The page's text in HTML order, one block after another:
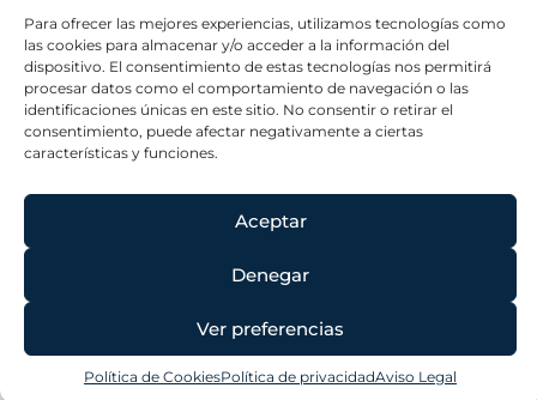
Para ofrecer las mejores experiencias, utilizamos tecnologías como
las cookies para almacenar y/o acceder a la información del
dispositivo. El consentimiento de estas tecnologías nos permitirá
procesar datos como el comportamiento de navegación o las
identificaciones únicas en este sitio. No consentir o retirar el
consentimiento, puede afectar negativamente a ciertas
características y funciones.
Aceptar
Denegar
Ver preferencias
Política de CookiesPolítica de privacidadAviso Legal
+34 942 89 27 39
fjsales@fjove.com
FJ | Fernandez Jove
P.E. Tanos – Viérnoles,
C/ La Espina, 44, 39300, Cantabria – ESPAÑA
Certificaciones
© 2026 | Jove Group